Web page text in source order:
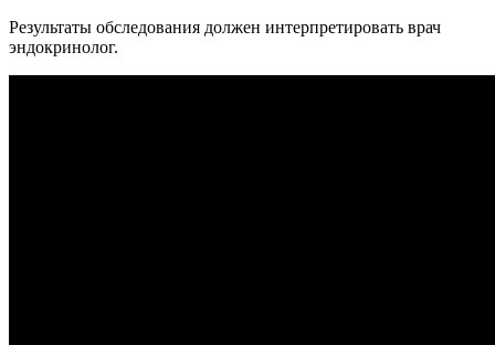
Результаты обследования должен интерпретировать врач
эндокринолог.